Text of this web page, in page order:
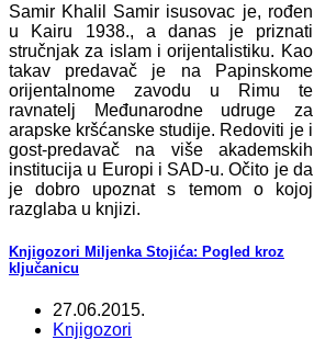
Samir Khalil Samir isusovac je, rođen
u Kairu 1938., a danas je priznati
stručnjak za islam i orijentalistiku. Kao
takav predavač je na Papinskome
orijentalnome zavodu u Rimu te
ravnatelj Međunarodne udruge za
arapske kršćanske studije. Redoviti je i
gost-predavač na više akademskih
institucija u Europi i SAD-u. Očito je da
je dobro upoznat s temom o kojoj
razglaba u knjizi.
Knjigozori Miljenka Stojića: Pogled kroz
ključanicu
27.06.2015.
Knjigozori